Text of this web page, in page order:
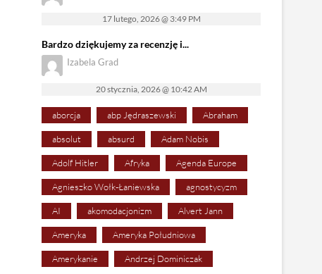
17 lutego, 2026 @ 3:49 PM
Bardzo dziękujemy za recenzję i...
Izabela Grad
20 stycznia, 2026 @ 10:42 AM
aborcja abp Jędraszewski Abraham
absolut absurd Adam Nobis
Adolf Hitler Afryka Agenda Europe
Agnieszko Wołk-Łaniewska agnostycyzm
AI akomodacjonizm Alvert Jann
Ameryka Ameryka Południowa
Amerykanie Andrzej Dominiczak